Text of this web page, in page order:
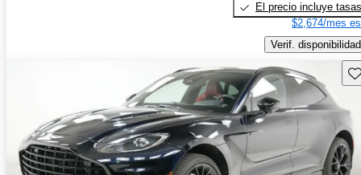
El precio incluye tasas
$2,674/mes
Verif. disponibilidad